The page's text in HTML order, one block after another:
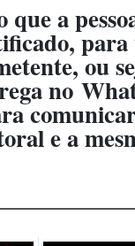
que a
ou
no
e a